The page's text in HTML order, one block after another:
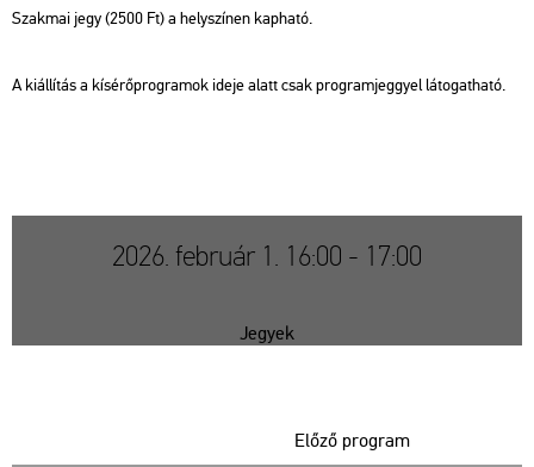
Szak­mai jegy (2500 Ft) a hely­szí­nen kap­ha­tó.
A ki­ál­lí­tás a kí­sé­rő­prog­ra­mok ideje alatt csak prog­ram­jeggyel lá­to­gat­ha­tó.
2026. február 1. 16:00 - 17:00
Jegyek
Előző program